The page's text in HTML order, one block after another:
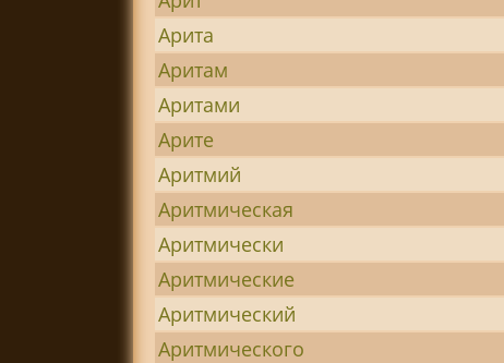
Арита
Аритам
Аритами
Арите
Аритмий
Аритмическая
Аритмически
Аритмические
Аритмический
Аритмического